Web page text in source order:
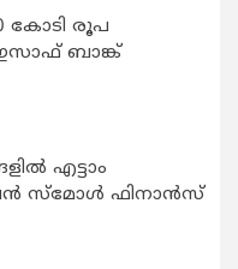
കോടി രൂപ
ഇസാഫ് ബാങ്ക്
എട്ടാം
സ്മോൾ ഫിനാൻസ്